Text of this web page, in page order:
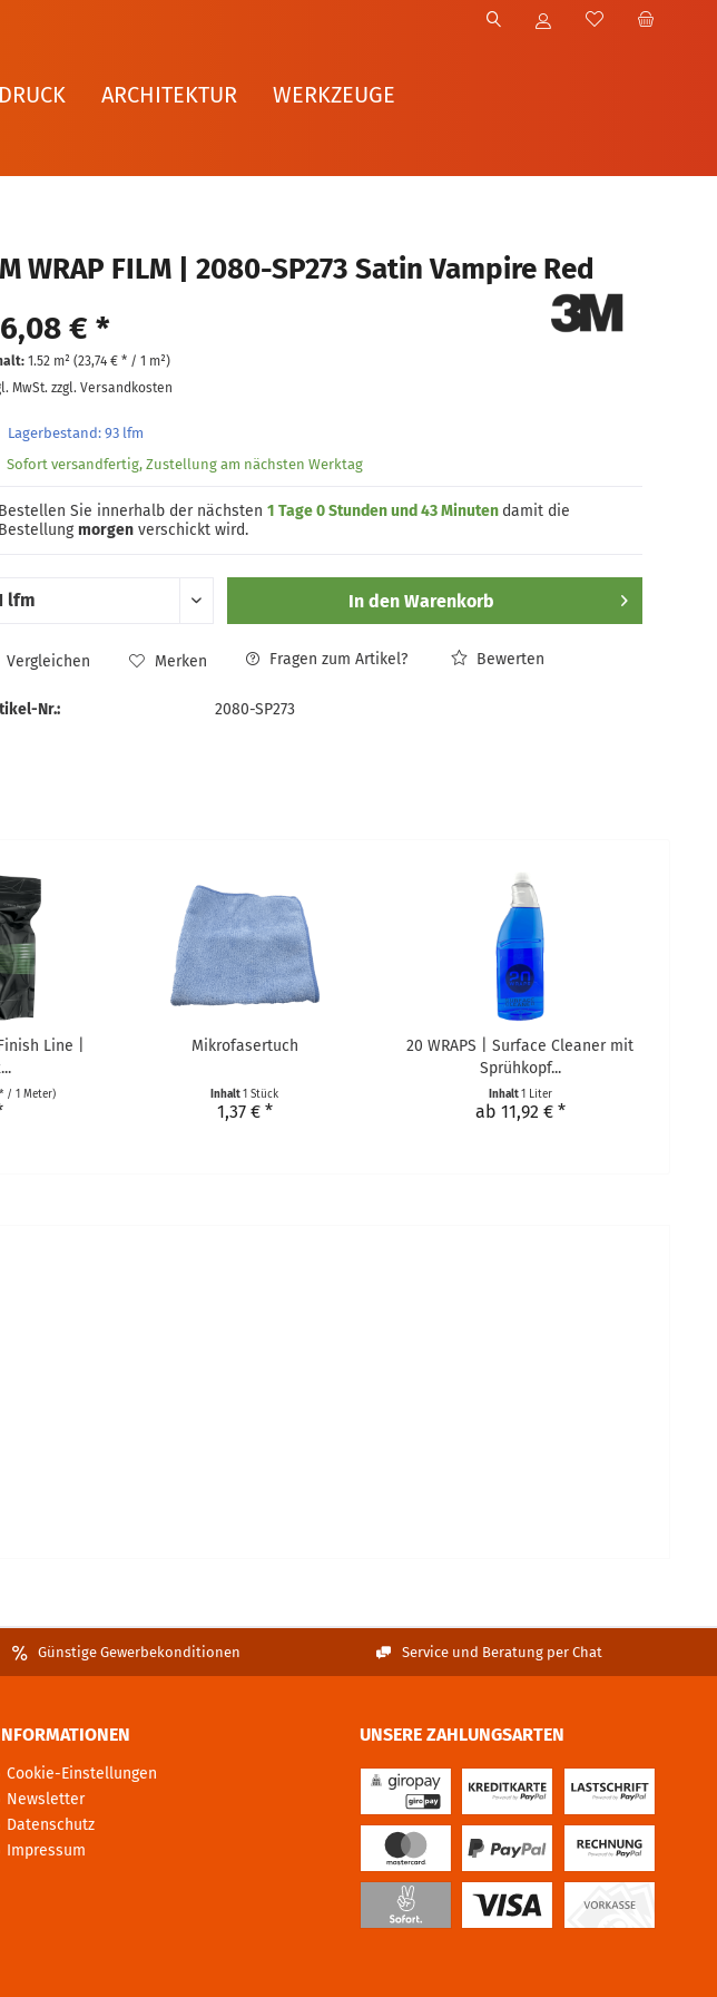
ARCHITEKTUR WERKZEUGE
WRAP FILM | 2080-SP273 Satin Vampire Red
€ *
1.52 m² (23,74 €* / 1 m²)
MwSt. zzgl. Versandkosten
93 lfm
Sofort versandfertig, Zustellung am nächsten Werktag
Bestellen Sie innerhalb der nächsten 1 Tage 0 Stunden und 43 Minuten damit die
Bestellungmorgenverschickt wird.
In den Warenkorb
Vergleichen Merken Fragen zum Artikel? Bewerten
Nr.: 2080-SP273
Line |
/ 1 Meter)
Mikrofasertuch
Inhalt1 Stück
1,37 € *
20 WRAPS | Surface Cleaner mit
Sprühkopf...
Inhalt1 Liter
ab 11,92 € *
Günstige Gewerbekonditionen Service und Beratung per Chat
Cookie-Einstellungen
Newsletter
Datenschutz
Impressum
UNSERE ZAHLUNGSARTEN